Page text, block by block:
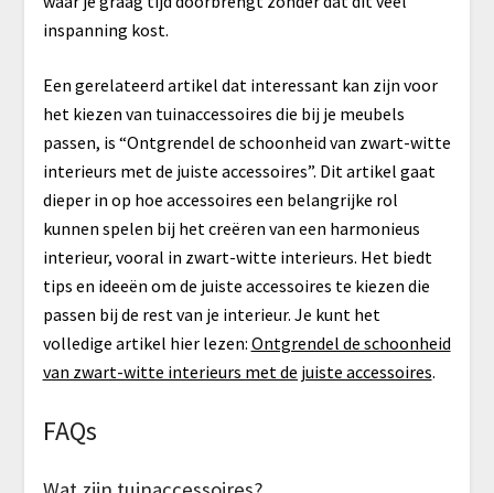
inspanning kost.
Een gerelateerd artikel dat interessant kan zijn voor
het kiezen van tuinaccessoires die bij je meubels
passen, is “Ontgrendel de schoonheid van zwart-witte
interieurs met de juiste accessoires”. Dit artikel gaat
dieper in op hoe accessoires een belangrijke rol
kunnen spelen bij het creëren van een harmonieus
interieur, vooral in zwart-witte interieurs. Het biedt
tips en ideeën om de juiste accessoires te kiezen die
passen bij de rest van je interieur. Je kunt het
volledige artikel hier lezen: Ontgrendel de schoonheid
van zwart-witte interieurs met de juiste accessoires.
FAQs